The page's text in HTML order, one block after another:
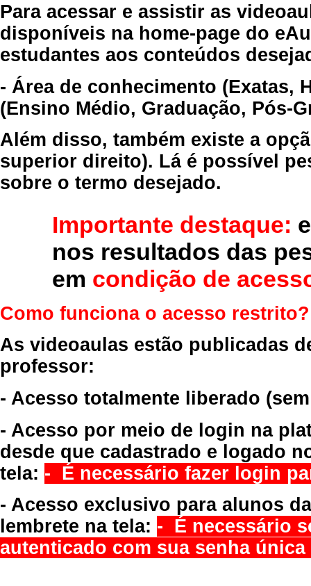
Para acessar e assistir as
disponíveis na home-page do
estudantes aos conteúdos
- Área de conhecimento (Exatas,
(Ensino Médio, Graduação, Pós-
Além disso, também existe a
superior direito). Lá é possível
sobre o termo desejado.
Importante destaque:
nos resultados das
em condição de
Como funciona o acesso restrito?
As videoaulas estão publicadas
professor:
- Acesso totalmente liberado
- Acesso por meio de login na
desde que cadastrado e logado
tela: - É necessário fazer login
- Acesso exclusivo para alunos
lembrete na tela: - É necessário
autenticado com sua senha